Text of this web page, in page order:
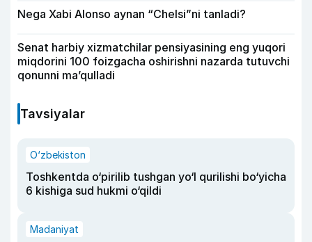
Nega Xabi Alonso aynan “Chelsi”ni tanladi?
Senat harbiy xizmatchilar pensiyasining eng yuqori
miqdorini 100 foizgacha oshirishni nazarda tutuvchi
qonunni ma’qulladi
Tavsiyalar
O‘zbekiston
Toshkentda o‘pirilib tushgan yo‘l qurilishi bo‘yicha
6 kishiga sud hukmi o‘qildi
Madaniyat